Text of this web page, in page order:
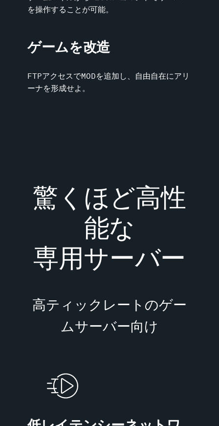
を操作することが可能。
ゲームを改造
FTPアクセスでMODを追加し、自由自在にアリ
ーナを形成せよ。
驚くほど高性
能な
専用サーバー
高ティックレートのゲー
ムサーバー向け